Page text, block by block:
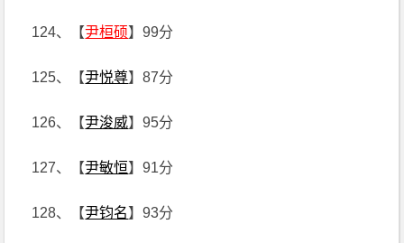
124、【尹桓硕】99分
125、【尹悦尊】87分
126、【尹浚威】95分
127、【尹敏恒】91分
128、【尹钧名】93分